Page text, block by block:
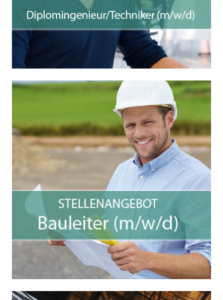
WEITERE INFOS HIER!
Stellenangebot
Wir suchen zum nächstmöglichen Zeitpunkt
eine/n
Bauleiter (m/w/d)
für technische Gebäudesysteme im Bereich